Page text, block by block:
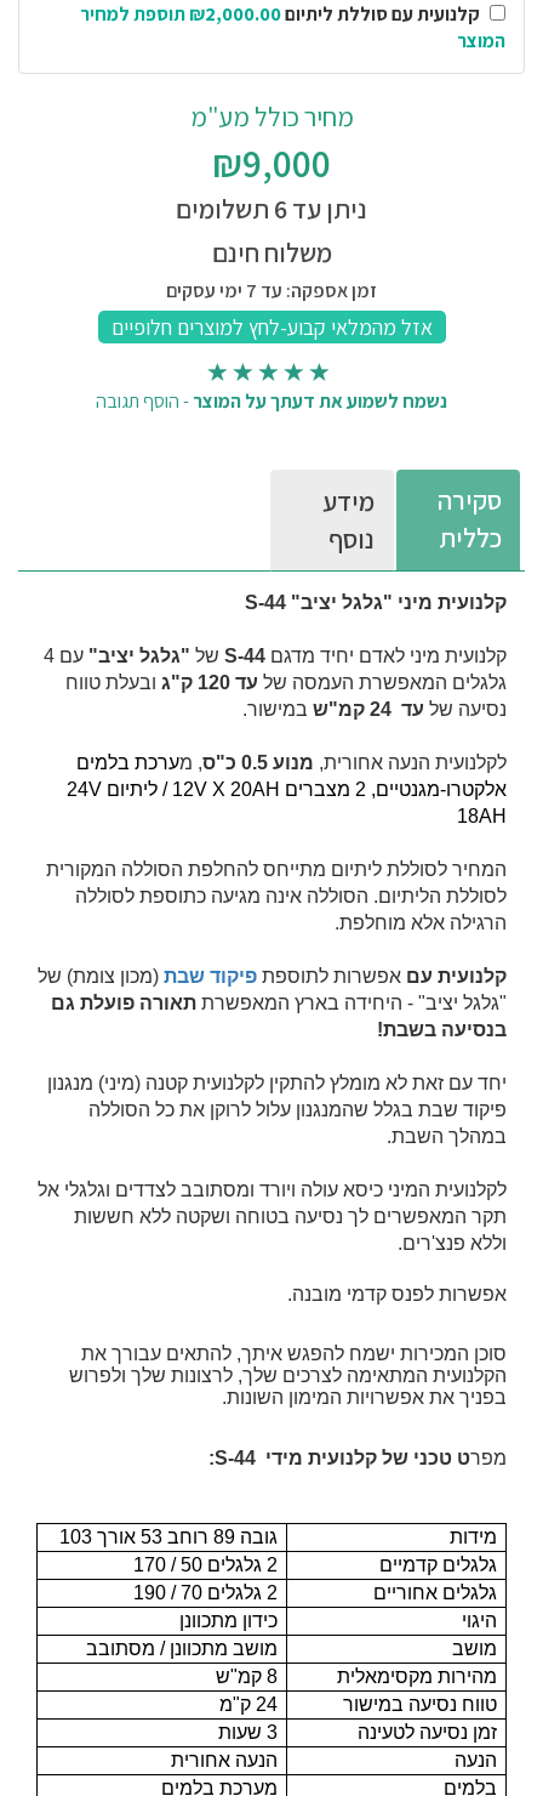
קלנועית עם סוללת ליתיום
₪2,000.00 תוספת למחיר
המוצר
מחיר כולל מע"מ
₪9,000
ניתן עד 6 תשלומים
משלוח חינם
זמן אספקה: עד 7 ימי עסקים
נשמח לשמוע את דעתך על המוצר-הוסף תגובה
סקירה
כללית
מידע
נוסף
קלנועית מיני "גלגל יציב" S-44
קלנועית מיני לאדם יחיד מדגם S-44 של "גלגל יציב"
עם 4
גלגלים המאפשרת העמסה של עד 120 ק"ג
ובעלת טווח
נסיעה של עד 24 קמ"ש במישור.
לקלנועית הנעה אחורית, מנוע 0.5 כ"ס , מערכת בלמים
אלקטרו-מגנטיים, 2 מצברים 12V X 20AH / ליתיום 24 V
18AH
המחיר לסוללת ליתיום מתייחס להחלפת הסוללה המקורית
לסוללת הליתיום. הסוללה אינה מגיעה כתוספת לסוללה
הרגילה אלא מוחלפת.
קלנועית עם אפשרות לתוספת פיקוד שבת (מכון צומת) של
"גלגל יציב" - היחידה בארץ המאפשרת תאורה פועלת גם
בנסיעה בשבת!
יחד עם זאת לא מומלץ להתקין לקלנועית קטנה (מיני) מנגנון
פיקוד שבת בגלל שהמנגנון עלול לרוקן את כל הסוללה
במהלך השבת.
לקלנועית המיני כיסא עולה ויורד ומסתובב לצדדים וגלגלי אל
תקר המאפשרים לך נסיעה בטוחה ושקטה ללא חששות
וללא פנצ'רים.
אפשרות לפנס קדמי מובנה.
סוכן המכירות ישמח להפגש איתך, להתאים עבורך את
הקלנועית המתאימה לצרכים שלך, לרצונות שלך ולפרוש
בפניך את אפשרויות המימון השונות.
מפרט טכני של קלנועית מידי S-44:
מידות
גובה 89 רוחב 53 אורך 103
גלגלים קדמיים
2 גלגלים 50 / 170
גלגלים אחוריים
2 גלגלים 70 / 190
היגוי
כידון מתכוונן
מושב
מושב מתכוונן / מסתובב
מהירות מקסימאלית
8 קמ"ש
טווח נסיעה במישור
24 ק"מ
זמן נסיעה לטעינה
3 שעות
הנעה
הנעה אחורית
בלמים
מערכת בלמים